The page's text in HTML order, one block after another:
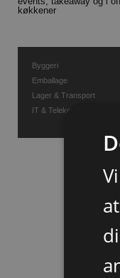
køkkener
Byggeri
Emballage
Lager & Transport
IT & Telekommunikation